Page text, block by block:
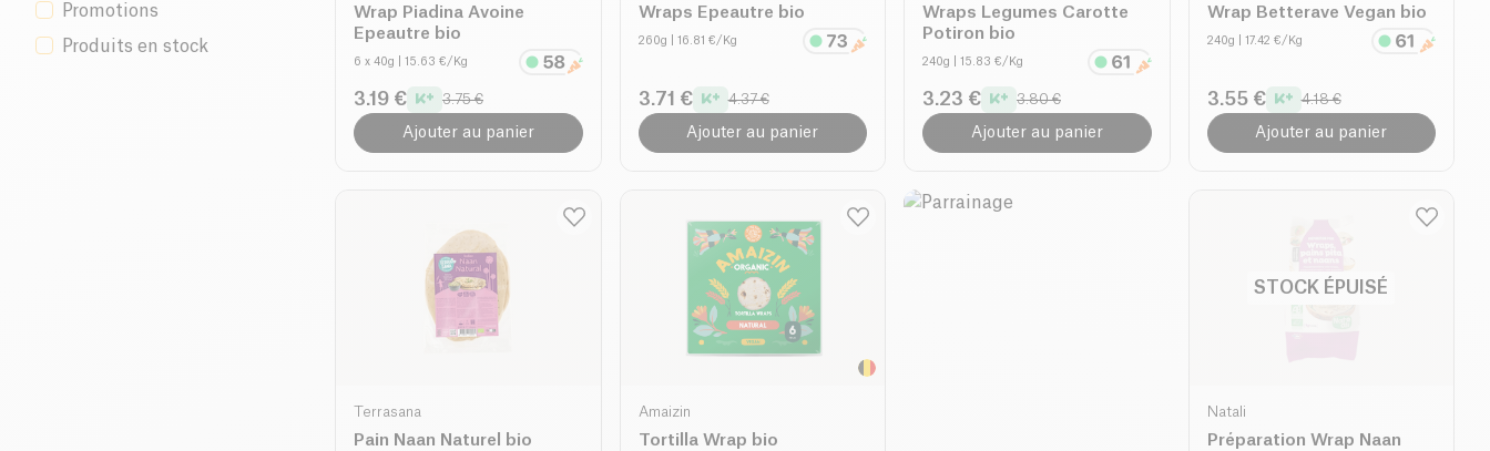
Promotions
Produits en stock
Wrap Piadina Avoine
Epeautre bio
6 x 40g | 15.63 €/Kg
3.19 € 3.75 €
Ajouter au panier
Wraps Epeautre bio
260g | 16.81 €/Kg
3.71 € 4.37 €
Ajouter au panier
Wraps Legumes Carotte
Potiron bio
240g | 15.83 €/Kg
3.23 € 3.80 €
Ajouter au panier
Wrap Betterave Vegan bio
240g | 17.42 €/Kg
3.55 € 4.18 €
Ajouter au panier
Terrasana
Pain Naan Naturel bio
Amaizin
Tortilla Wrap bio
STOCK ÉPUISÉ
Natali
Préparation Wrap Naan